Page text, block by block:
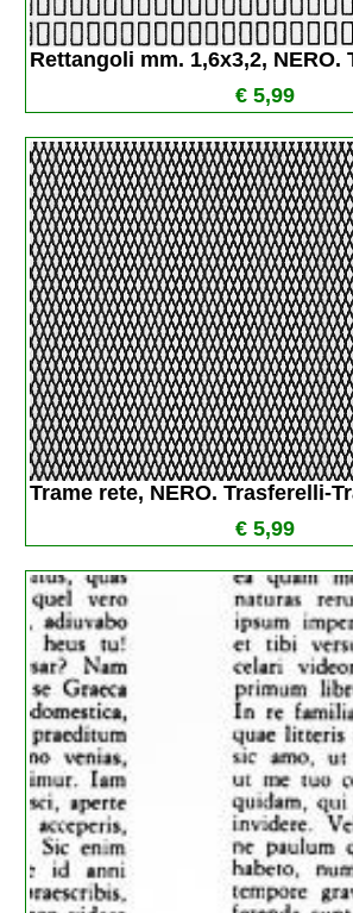
Rettangoli mm. 1,6x3,2, NERO.
€ 5,99
Trame rete, NERO. Trasferelli-
€ 5,99